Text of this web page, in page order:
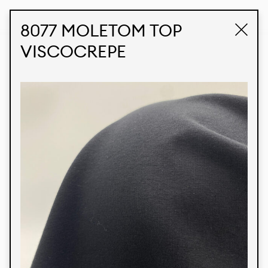
8077 MOLETOM TOP
VISCOCREPE
Produtos
brasileira por meio de nossos tecidos e estampas
personalizadas, trabalhando em colaboração
com nossos clientes e dando vida aos seus
conceitos e criações. Nossa extensa linha de
produtos tem opções para diferentes mercados.
Oferecemos também tecidos ecológicos e
tecnológicos que podem ser acabados em
qualquer cor sólida ou impressão digital.
Cores